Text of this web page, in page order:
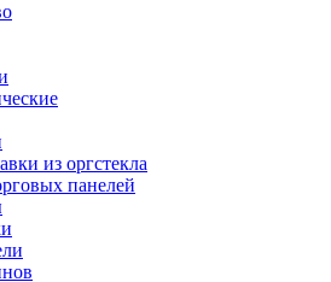
из оргстекла
панелей